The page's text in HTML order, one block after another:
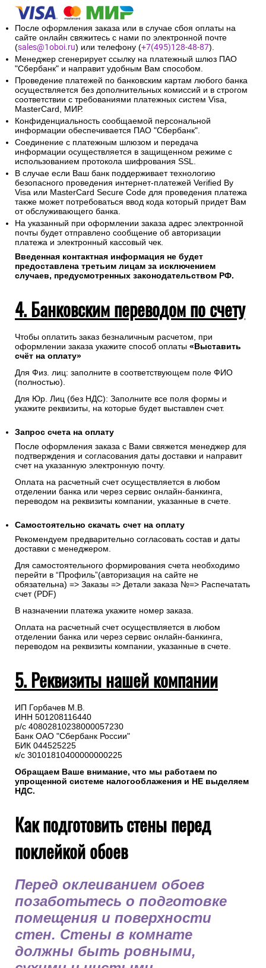
После оформления заказа или в случае сбоя оплаты на
сайте онлайн свяжитесь с нами по электронной почте
(sales@1oboi.ru) или телефону (+7(495)128-48-87).
Менеджер сгенерирует ссылку на платежный шлюз ПАО
"Сбербанк" и направит удобным Вам способом.
Проведение платежей по банковским картам любого банка
осуществляется без дополнительных комиссий и в строгом
соответствии с требованиями платежных систем Visa,
MasterCard, МИР.
Конфиденциальность сообщаемой персональной
информации обеспечивается ПАО "Сбербанк".
Соединение с платежным шлюзом и передача
информации осуществляется в защищенном режиме с
использованием протокола шифрования SSL.
В случае если Ваш банк поддерживает технологию
безопасного проведения интернет-платежей Verified By
Visa или MasterCard Secure Code для проведения платежа
также может потребоваться ввод кода который придет Вам
от обслуживающего банка.
На указанный при оформлении заказа адрес электронной
почты будет отправлено сообщение об авторизации
платежа и электронный кассовый чек.
Введенная контактная информация не будет
предоставлена третьим лицам за исключением
случаев, предусмотренных законодательством РФ.
4. Банковским переводом по счету
Чтобы оплатить заказ безналичным расчетом, при
оформлении заказа укажите способ оплаты «Выставить
счёт на оплату»
Для Физ. лиц: заполните в соответствующем поле ФИО
(полностью).
Для Юр. Лиц (без НДС): Заполните все поля формы и
укажите реквизиты, на которые будет выставлен счет.
Запрос счета на оплату
После оформления заказа с Вами свяжется менеджер для
подтверждения и согласования даты доставки и направит
счет на указанную электронную почту.
Оплата на расчетный счет осуществляется в любом
отделении банка или через сервис онлайн-банкинга,
переводом на реквизиты компании, указанные в счете.
Самостоятельно скачать счет на оплату
Рекомендуем предварительно согласовать состав и даты
доставки с менеджером.
Для самостоятельного формирования счета необходимо
перейти в “Профиль”(авторизация на сайте не
обязательна) => Заказы => Детали заказа №=> Распечатать
счет (PDF)
В назначении платежа укажите номер заказа.
Оплата на расчетный счет осуществляется в любом
отделении банка или через сервис онлайн-банкинга,
переводом на реквизиты компании, указанные в счете.
5. Реквизиты нашей компании
ИП Горбачев М.В.
ИНН 501208116440
р/с 40802810238000057230
Банк ОАО "Сбербанк России"
БИК 044525225
к/с 30101810400000000225
Обращаем Ваше внимание, что мы работаем по
упрощенной системе налогооблажения и НЕ выделяем
НДС.
Как подготовить стены перед
поклейкой обоев
Перед оклеиванием обоев
позаботьтесь о подготовке
помещения и поверхности
стен. Стены в комнате
должны быть ровными,